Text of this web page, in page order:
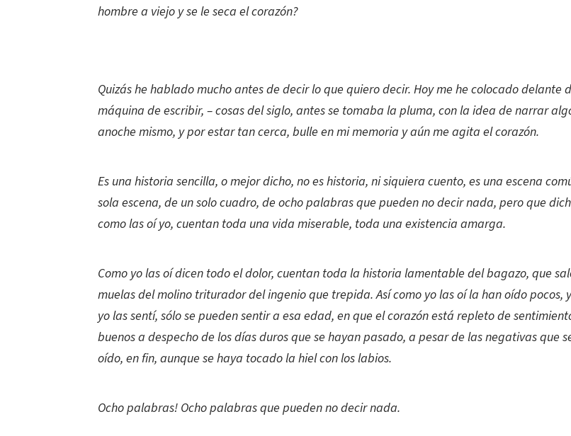
hombre a viejo y se le seca el corazón?
Quizás he hablado mucho antes de decir lo que quiero decir. Hoy me he colocado delante
máquina de escribir, – cosas del siglo, antes se tomaba la pluma, con la idea de narrar
anoche mismo, y por estar tan cerca, bulle en mi memoria y aún me agita el corazón.
Es una historia sencilla, o mejor dicho, no es historia, ni siquiera cuento, es una escena
sola escena, de un solo cuadro, de ocho palabras que pueden no decir nada, pero que
como las oí yo, cuentan toda una vida miserable, toda una existencia amarga.
Como yo las oí dicen todo el dolor, cuentan toda la historia lamentable del bagazo, que
muelas del molino triturador del ingenio que trepida. Así como yo las oí la han oído pocos,
yo las sentí, sólo se pueden sentir a esa edad, en que el corazón está repleto de
buenos a despecho de los días duros que se hayan pasado, a pesar de las negativas que
oído, en fin, aunque se haya tocado la hiel con los labios.
Ocho palabras! Ocho palabras que pueden no decir nada.